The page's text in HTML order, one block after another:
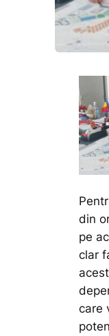
din
pe
clar
care